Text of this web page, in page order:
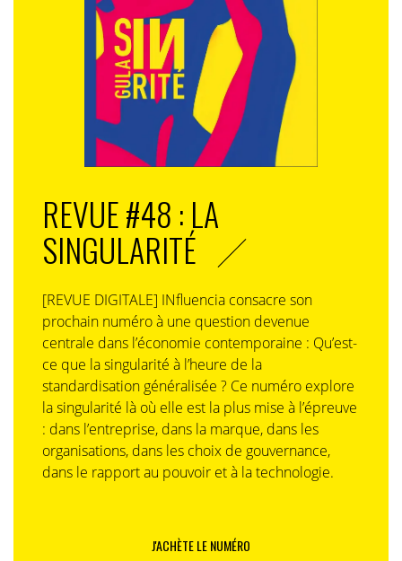
REVUE #48 : LA
SINGULARITÉ
[REVUE DIGITALE] INfluencia consacre son
prochain numéro à une question devenue
centrale dans l’économie contemporaine : Qu’est-
ce que la singularité à l’heure de la
standardisation généralisée ? Ce numéro explore
la singularité là où elle est la plus mise à l’épreuve
: dans l’entreprise, dans la marque, dans les
organisations, dans les choix de gouvernance,
dans le rapport au pouvoir et à la technologie.
J'ACHÈTE LE NUMÉRO